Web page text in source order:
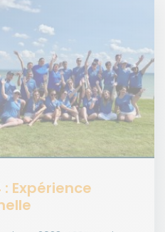
Expérience